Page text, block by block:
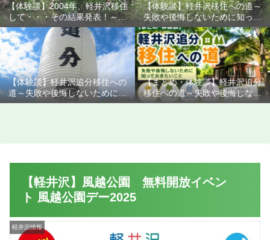
【体験談】2004年、軽井沢移住
して・・・その結果発表！～失
敗や後悔しないために知ってお
きたいこと
【体験談】軽井沢移住への道～
失敗や後悔しないために知って
おきたいこと
【体験談】軽井沢追分移住への
道～失敗や後悔しないために知
っておきたいこと
【まとめ・体験談】軽井沢追分
移住への道～失敗や後悔しない
ために知っておきたいこと
【軽井沢】風越公園 無料開放イベン
ト 風越公園デー2025
軽井沢情報